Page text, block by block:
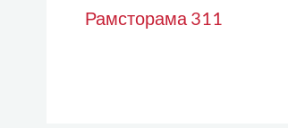
Рамсторама 311